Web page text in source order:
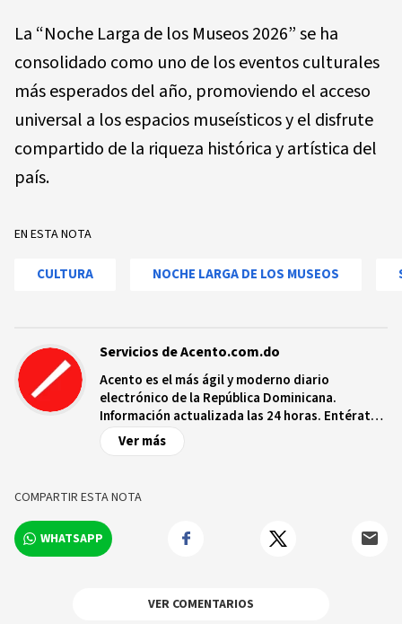
La “Noche Larga de los Museos 2026” se ha
consolidado como uno de los eventos culturales
más esperados del año, promoviendo el acceso
universal a los espacios museísticos y el disfrute
compartido de la riqueza histórica y artística del
país.
EN ESTA NOTA
CULTURA NOCHE LARGA DE LOS MUSEOS
Servicios de Acento.com.do
Acento es el más ágil y moderno diario
electrónico de la República Dominicana.
Información actualizada las 24 horas. Entérate
de las noticias y sucesos más importantes a
nivel nacional e internacional, videos y fotos
Ver más
COMPARTIR ESTA NOTA
WHATSAPP
VER COMENTARIOS